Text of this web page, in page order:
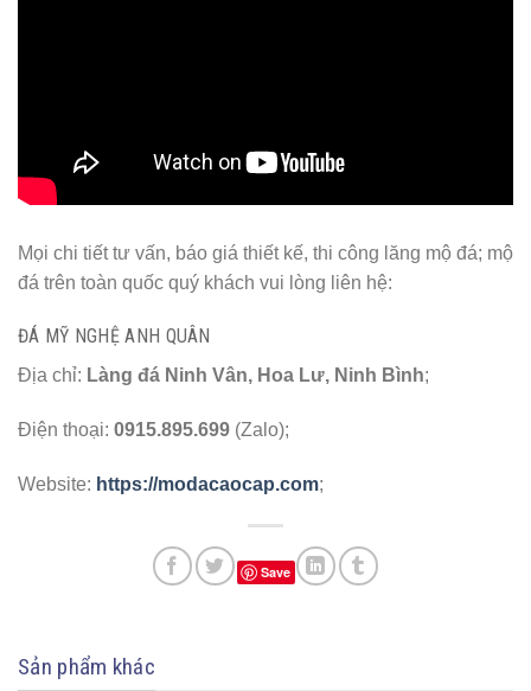
Mọi chi tiết tư vấn, báo giá thiết kế, thi công lăng mộ đá; mộ
đá trên toàn quốc quý khách vui lòng liên hệ:
ĐÁ MỸ NGHỆ ANH QUÂN
Địa chỉ: Làng đá Ninh Vân, Hoa Lư, Ninh Bình;
Điện thoại: 0915.895.699 (Zalo);
Website: https://modacaocap.com;
Save
Sản phẩm khác